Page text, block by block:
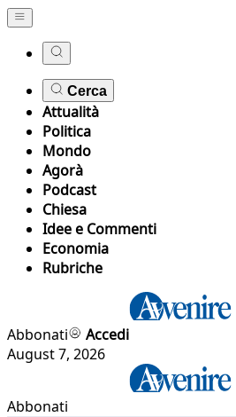
Cerca
Attualità
Politica
Mondo
Agorà
Podcast
Chiesa
Idee e Commenti
Economia
Rubriche
Abbonati
Accedi
August 7, 2026
Abbonati